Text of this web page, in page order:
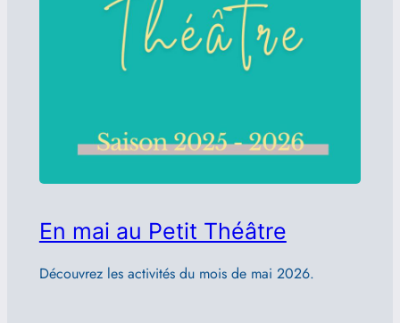
En mai au Petit Théâtre
Découvrez les activités du mois de mai 2026.